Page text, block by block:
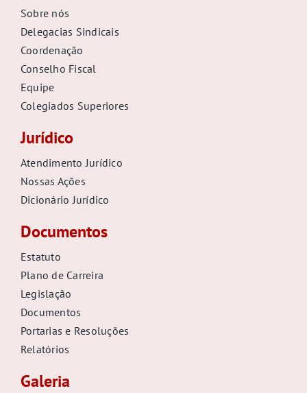
Sobre nós
Delegacias Sindicais
Coordenação
Conselho Fiscal
Equipe
Colegiados Superiores
Jurídico
Atendimento Jurídico
Nossas Ações
Dicionário Jurídico
Documentos
Estatuto
Plano de Carreira
Legislação
Documentos
Portarias e Resoluções
Relatórios
Galeria